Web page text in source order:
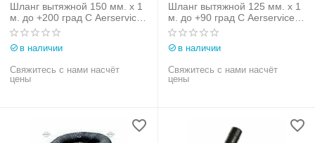
Шланг вытяжной 150 мм. х 1
м. до +200 град С Aerservice
(Италия) арт.
TGA01500040000
в наличии
Свяжитесь с нами насчёт
цены
Шланг вытяжной 125 мм. х 1
м. до +90 град С Aerservice
(Италия) арт. T19010125
в наличии
Свяжитесь с нами насчёт
цены